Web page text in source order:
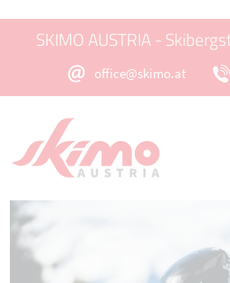
SKIMO AUSTRIA -
office@skimo.at